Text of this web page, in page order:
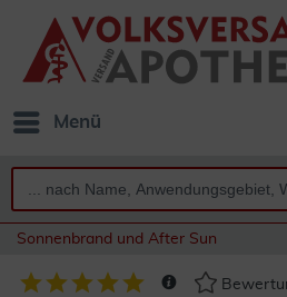
Menü
Sonnenbrand und After Sun